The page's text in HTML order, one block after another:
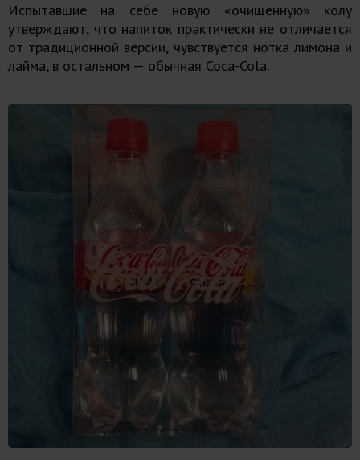
Испытавшие на себе новую «очищенную» колу
утверждают, что напиток практически не отличается
от традиционной версии, чувствуется нотка лимона и
лайма, в остальном — обычная Coca-Cola.